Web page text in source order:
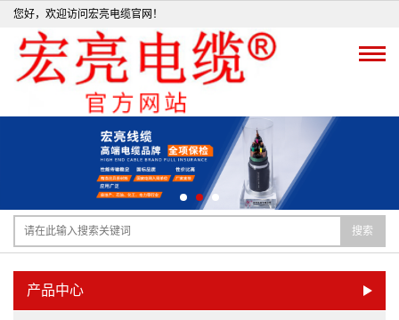
您好，欢迎访问宏亮电缆官网！
搜索
产品中心